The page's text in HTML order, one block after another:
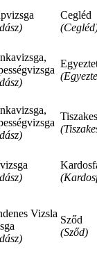
Cegléd
Vizsla
Sződ
(Sződ)